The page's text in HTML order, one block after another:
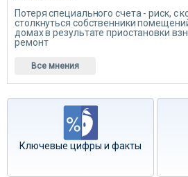
Потеря специального счета - риск, с
столкнуться собственники
домах в результате приостановки
ремонт
Все мнения
Ключевые цифры и факты